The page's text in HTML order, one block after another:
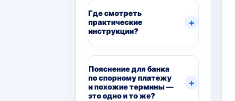
Где смотреть
практические
инструкции?
Пояснение для банка
по спорному платежу
и похожие термины —
это одно и то же?